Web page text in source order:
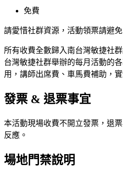
免費
請愛惜社群資源，活動領票請避免
所有收費全數歸入南台灣敏捷社
台灣敏捷社群舉辦的每月活動的
用，講師出席費、車馬費補助，
發票 & 退票事宜
本活動現場收費不開立發票，退
反應。
場地門禁說明